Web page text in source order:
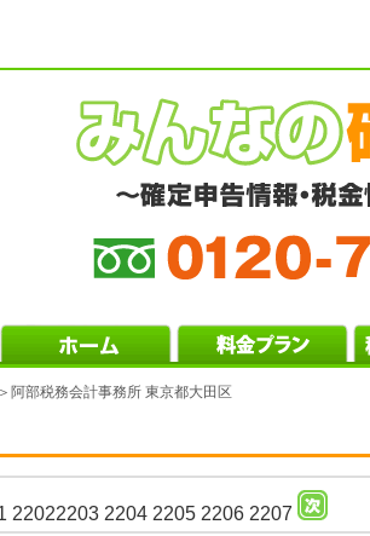
＞阿部税務会計事務所 東京都大田区
22022203 2204 2205 2206 2207